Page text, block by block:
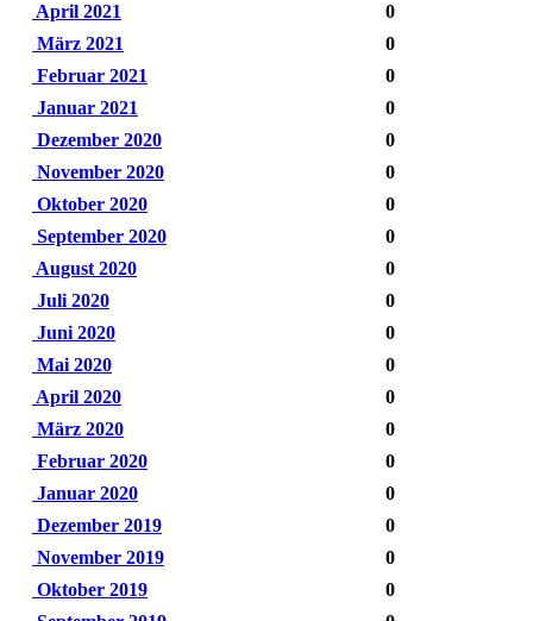
April 2021
0
März 2021
0
Februar 2021
0
Januar 2021
0
Dezember 2020
0
November 2020
0
Oktober 2020
0
September 2020
0
August 2020
0
Juli 2020
0
Juni 2020
0
Mai 2020
0
April 2020
0
März 2020
0
Februar 2020
0
Januar 2020
0
Dezember 2019
0
November 2019
0
Oktober 2019
0